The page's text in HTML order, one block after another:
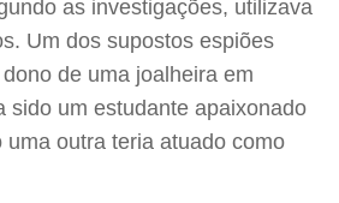
as investigações, utilizava
Um dos supostos espiões
de uma joalheira em
sido um estudante apaixonado
uma outra teria atuado como